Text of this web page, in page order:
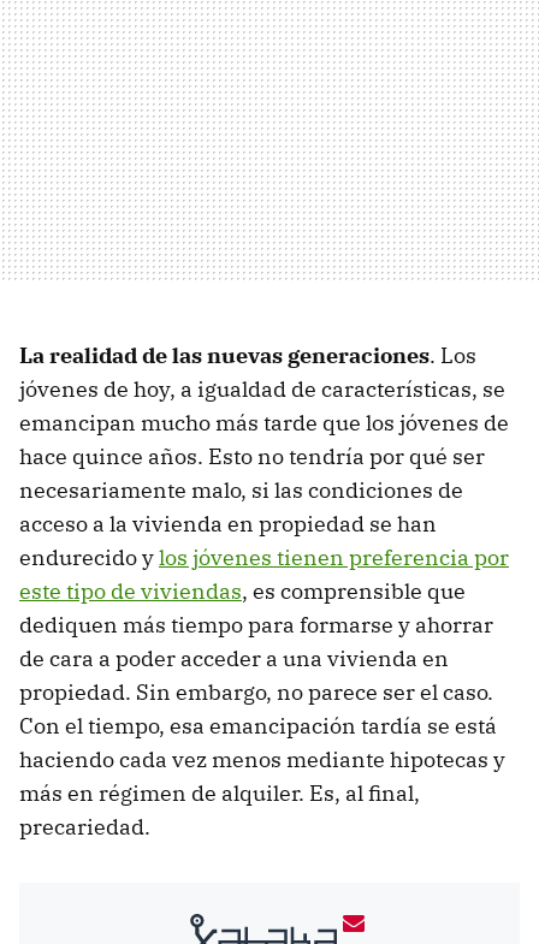
La realidad de las nuevas generaciones. Los
jóvenes de hoy, a igualdad de características, se
emancipan mucho más tarde que los jóvenes de
hace quince años. Esto no tendría por qué ser
necesariamente malo, si las condiciones de
acceso a la vivienda en propiedad se han
endurecido ylos jóvenes tienen preferencia por
este tipo de viviendas, es comprensible que
dediquen más tiempo para formarse y ahorrar
de cara a poder acceder a una vivienda en
propiedad. Sin embargo, no parece ser el caso.
Con el tiempo, esa emancipación tardía se está
haciendo cada vez menos mediante hipotecas y
más en régimen de alquiler. Es, al final,
precariedad.